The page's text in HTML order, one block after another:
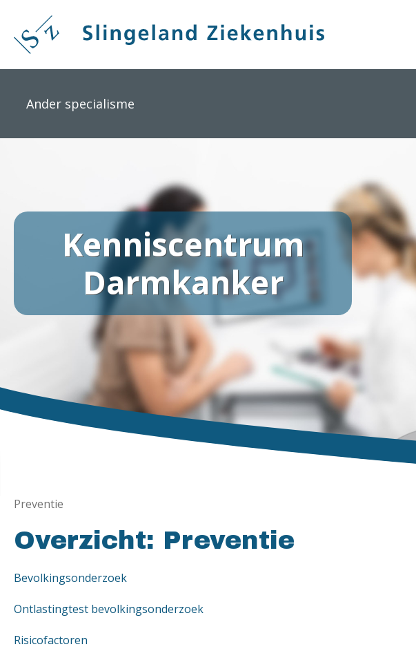
naar
Ander specialisme
Kenniscentrum
Darmkanker
Preventie
Overzicht: Preventie
Bevolkingsonderzoek
Ontlastingtest bevolkingsonderzoek
Risicofactoren